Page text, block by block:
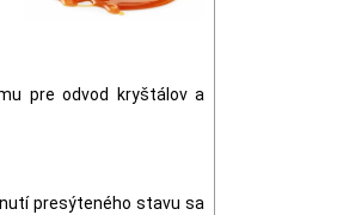
pre odvod kryštálov a
presýteného stavu sa